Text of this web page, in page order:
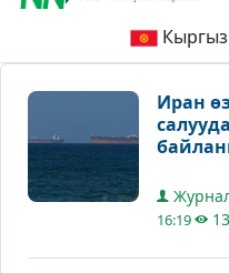
Иран
16:19